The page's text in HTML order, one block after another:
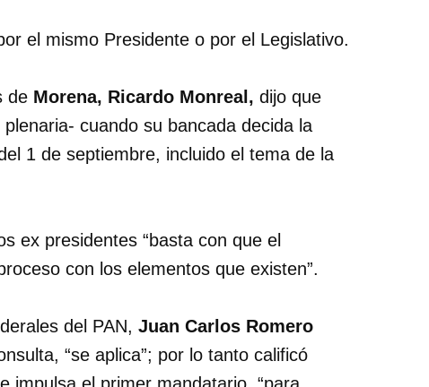
el mismo Presidente o por el Legislativo.
de Morena, Ricardo Monreal, dijo que
cuando su bancada decida la
1 de septiembre, incluido el tema de la
ex presidentes “basta con que el
con los elementos que existen”.
del PAN, Juan Carlos Romero
“se aplica”; por lo tanto calificó